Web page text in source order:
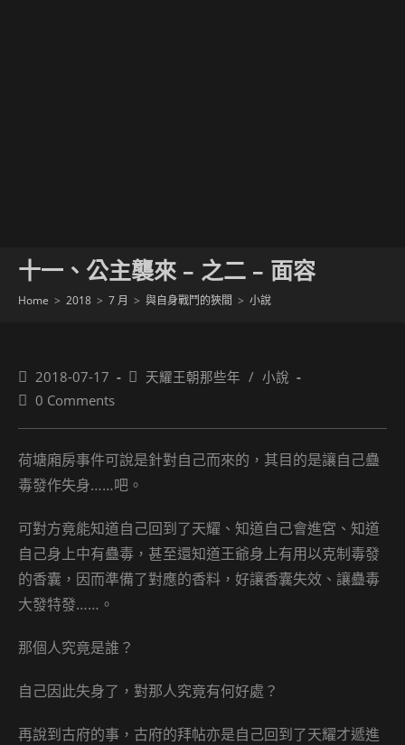
十一、公主襲來 – 之二 – 面容
Home > 2018 > 7 月 > 與自身戰鬥的狹間 > 小說
Post
published:
2018-07-17
Post天耀王朝那些年 / 小說
Post0 Comments
荷塘廂房事件可說是針對自己而來的，其目的是讓自己蠱
毒發作失身……吧。
可對方竟能知道自己回到了天耀、知道自己會進宮、知道
自己身上中有蠱毒，甚至還知道王爺身上有用以克制毒發
的香囊，因而準備了對應的香料，好讓香囊失效、讓蠱毒
大發特發……。
那個人究竟是誰？
自己因此失身了，對那人究竟有何好處？
再說到古府的事，古府的拜帖亦是自己回到了天耀才遞進